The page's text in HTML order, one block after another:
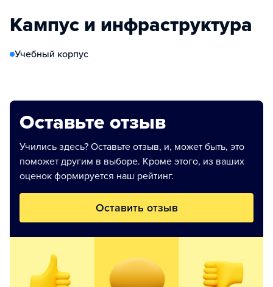
Кампус и инфраструктура
Учебный корпус
Оставьте отзыв
Учились здесь? Оставьте отзыв, и, может быть, это
поможет другим в выборе. Кроме этого, из ваших
оценок формируется наш рейтинг.
Оставить отзыв